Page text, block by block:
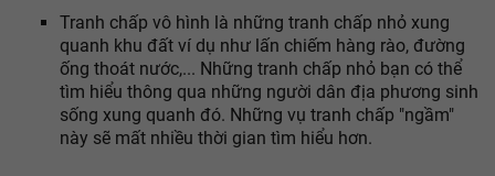
Tranh chấp vô hình là những tranh chấp nhỏ xung
quanh khu đất ví dụ như lấn chiếm hàng rào, đường
ống thoát nước,... Những tranh chấp nhỏ bạn có thể
tìm hiểu thông qua những người dân địa phương sinh
sống xung quanh đó. Những vụ tranh chấp "ngầm"
này sẽ mất nhiều thời gian tìm hiểu hơn.